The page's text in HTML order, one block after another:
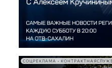
СОЦРЕКЛАМА •